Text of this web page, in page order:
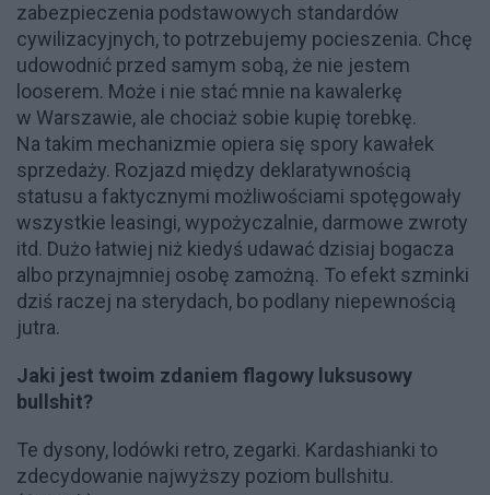
zabezpieczenia podstawowych standardów
cywilizacyjnych, to potrzebujemy pocieszenia. Chcę
udowodnić przed samym sobą, że nie jestem
looserem. Może i nie stać mnie na kawalerkę
w Warszawie, ale chociaż sobie kupię torebkę.
Na takim mechanizmie opiera się spory kawałek
sprzedaży. Rozjazd między deklaratywnością
statusu a faktycznymi możliwościami spotęgowały
wszystkie leasingi, wypożyczalnie, darmowe zwroty
itd. Dużo łatwiej niż kiedyś udawać dzisiaj bogacza
albo przynajmniej osobę zamożną. To efekt szminki
dziś raczej na sterydach, bo podlany niepewnością
jutra.
Jaki jest twoim zdaniem flagowy luksusowy
bullshit?
Te dysony, lodówki retro, zegarki. Kardashianki to
zdecydowanie najwyższy poziom bullshitu.